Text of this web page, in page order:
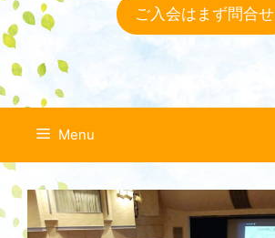
ッ
プ
ご入会はまず問合せ
Menu